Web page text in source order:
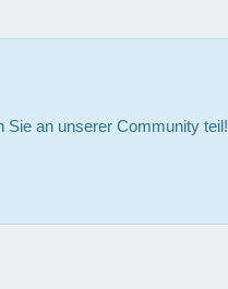
Sie an unserer Community teil!